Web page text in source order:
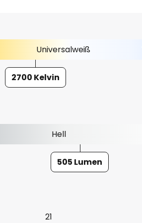
Universalweiß
2700 Kelvin
Hell
505 Lumen
21